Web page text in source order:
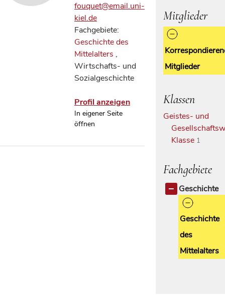
fouquet@email.uni-
kiel.de
Fachgebiete:
Geschichte des
Mittelalters ,
Wirtschafts- und
Sozialgeschichte
Profil anzeigen
In eigener Seite
öffnen
Mitglieder
Mitglieder
Klassen
Geistes- und
Klasse 1
Fachgebiete
Geschichte
Geschichte
des
Mittelalters